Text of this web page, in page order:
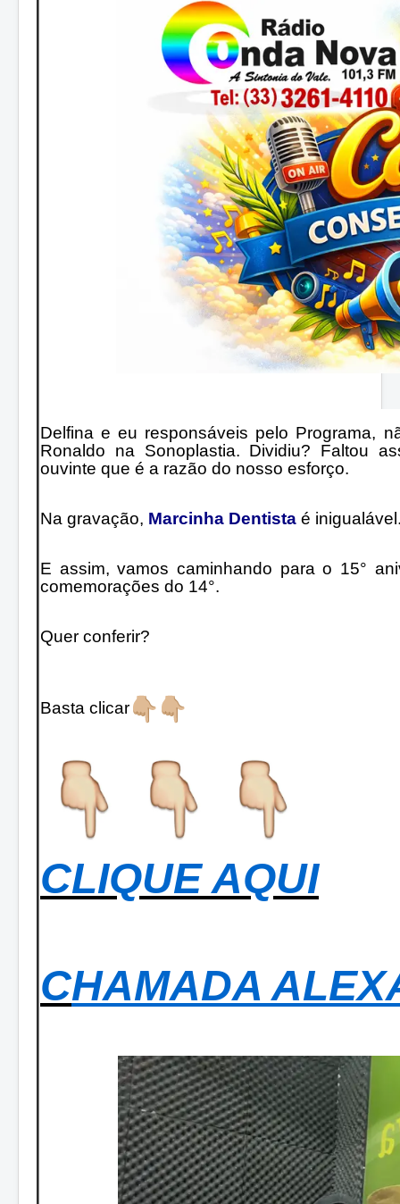
Delfina e eu responsáveis pelo Programa,
Ronaldo na Sonoplastia. Dividiu? Faltou
ouvinte que é a razão do nosso esforço.
Na gravação, Marcinha Dentista é
E assim, vamos caminhando para o 15°
comemorações do 14°.
Quer conferir?
Basta clicar
CLIQUE AQUI
CHAMADA